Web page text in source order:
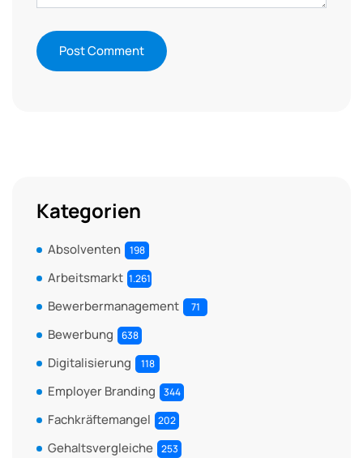
Kategorien
Absolventen 198
Arbeitsmarkt 1.261
Bewerbermanagement 71
Bewerbung 638
Digitalisierung 118
Employer Branding 344
Fachkräftemangel 202
Gehaltsvergleiche 253